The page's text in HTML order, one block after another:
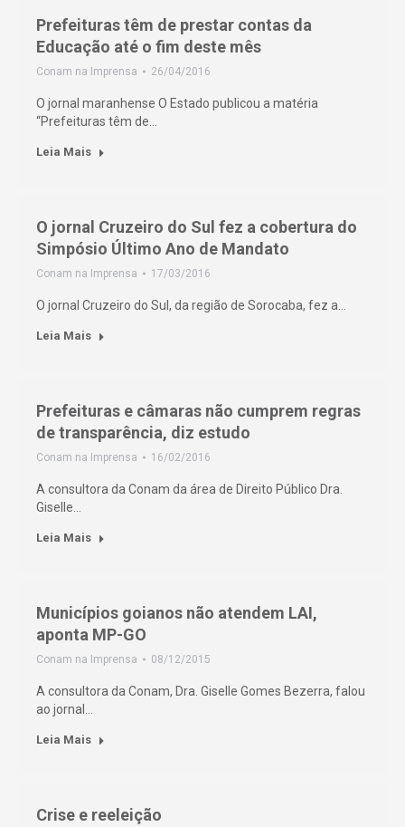
Prefeituras têm de prestar contas da
Educação até o fim deste mês
Conam na Imprensa 26/04/2016
O jornal maranhense O Estado publicou a matéria
“Prefeituras têm de…
Leia Mais
O jornal Cruzeiro do Sul fez a cobertura do
Simpósio Último Ano de Mandato
Conam na Imprensa 17/03/2016
O jornal Cruzeiro do Sul, da região de Sorocaba, fez a…
Leia Mais
Prefeituras e câmaras não cumprem regras
de transparência, diz estudo
Conam na Imprensa 16/02/2016
A consultora da Conam da área de Direito Público Dra.
Giselle…
Leia Mais
Municípios goianos não atendem LAI,
aponta MP-GO
Conam na Imprensa 08/12/2015
A consultora da Conam, Dra. Giselle Gomes Bezerra, falou
ao jornal…
Leia Mais
Crise e reeleição